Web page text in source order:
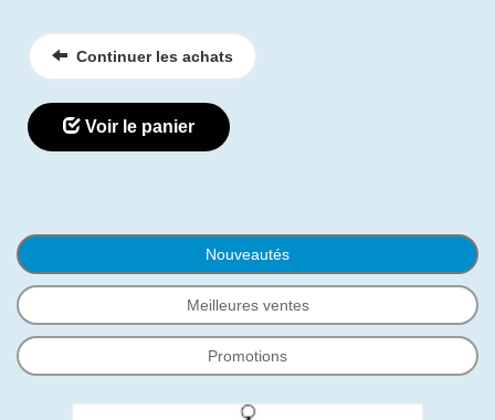
Continuer les achats
Voir le panier
Nouveautés
Meilleures ventes
Promotions